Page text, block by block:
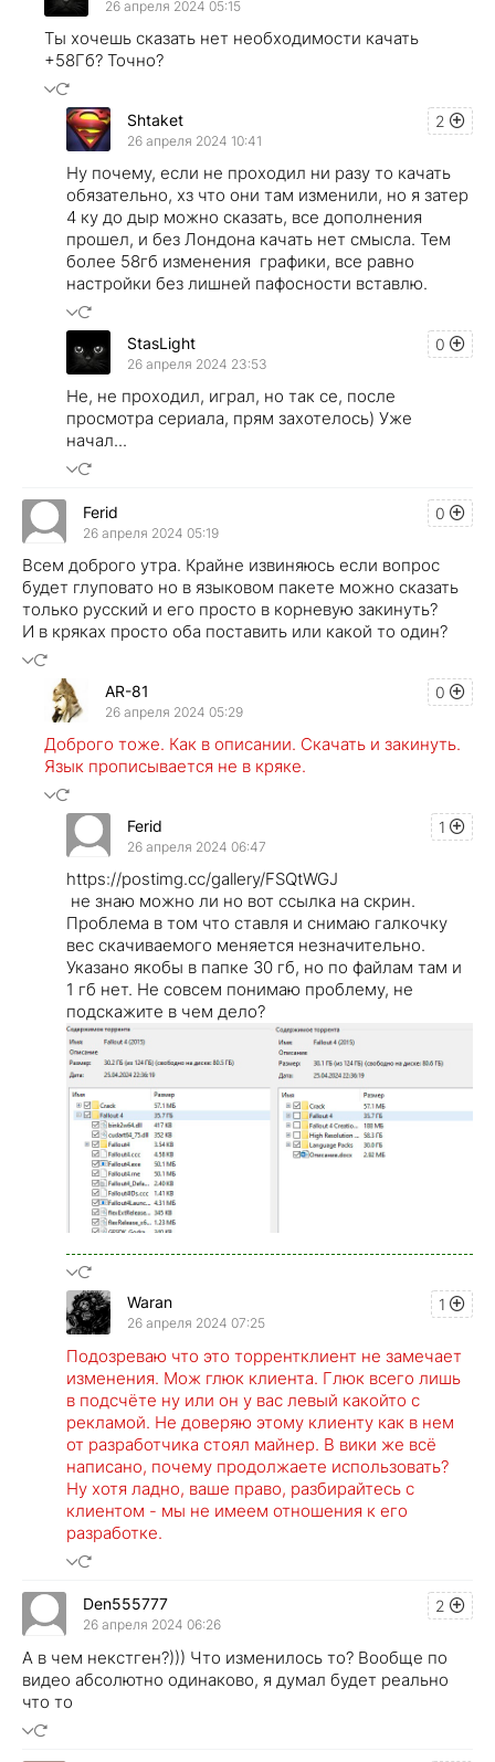
26 апреля 2024 05:15
Ты хочешь сказать нет необходимости качать
+58Гб? Точно?
2
Shtaket
26 апреля 2024 10:41
Ну почему, если не проходил ни разу то качать
обязательно, хз что они там изменили, но я затер
4 ку до дыр можно сказать, все дополнения
прошел, и без Лондона качать нет смысла. Тем
более 58гб изменения графики, все равно
настройки без лишней пафосности вставлю.
0
StasLight
26 апреля 2024 23:53
Не, не проходил, играл, но так се, после
просмотра сериала, прям захотелось) Уже
начал...
0
Ferid
26 апреля 2024 05:19
Всем доброго утра. Крайне извиняюсь если вопрос
будет глуповато но в языковом пакете можно сказать
только русский и его просто в корневую закинуть?
И в кряках просто оба поставить или какой то один?
0
AR-81
26 апреля 2024 05:29
Доброго тоже. Как в описании. Скачать и закинуть.
Язык прописывается не в кряке.
1
Ferid
26 апреля 2024 06:47
https://postimg.cc/gallery/FSQtWGJ
не знаю можно ли но вот ссылка на скрин.
Проблема в том что ставля и снимаю галкочку
вес скачиваемого меняется незначительно.
Указано якобы в папке 30 гб, но по файлам там и
1 гб нет. Не совсем понимаю проблему, не
подскажите в чем дело?
1
Waran
26 апреля 2024 07:25
Подозреваю что это торрентклиент не замечает
изменения. Мож глюк клиента. Глюк всего лишь
в подсчёте ну или он у вас левый какойто с
рекламой. Не доверяю этому клиенту как в нем
от разработчика стоял майнер. В вики же всё
написано, почему продолжаете использовать?
Ну хотя ладно, ваше право, разбирайтесь с
клиентом - мы не имеем отношения к его
разработке.
2
Den555777
26 апреля 2024 06:26
А в чем некстген?))) Что изменилось то? Вообще по
видео абсолютно одинаково, я думал будет реально
что то